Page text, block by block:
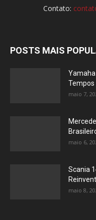
Contato:
POSTS MAIS
Yamaha
Tempos
maio 7,
maio 6,
Scania
maio 8,